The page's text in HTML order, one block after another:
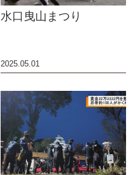
水口曳山まつり
2025.05.01